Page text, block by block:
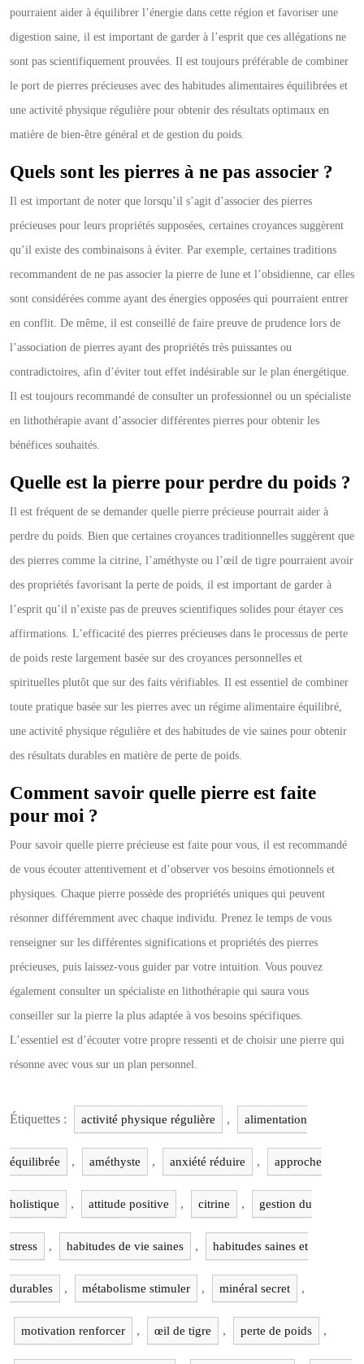
pourraient aider à équilibrer l’énergie dans cette région et favoriser une
digestion saine, il est important de garder à l’esprit que ces allégations ne
sont pas scientifiquement prouvées. Il est toujours préférable de combiner
le port de pierres précieuses avec des habitudes alimentaires équilibrées et
une activité physique régulière pour obtenir des résultats optimaux en
matière de bien-être général et de gestion du poids.
Quels sont les pierres à ne pas associer ?
Il est important de noter que lorsqu’il s’agit d’associer des pierres
précieuses pour leurs propriétés supposées, certaines croyances suggèrent
qu’il existe des combinaisons à éviter. Par exemple, certaines traditions
recommandent de ne pas associer la pierre de lune et l’obsidienne, car elles
sont considérées comme ayant des énergies opposées qui pourraient entrer
en conflit. De même, il est conseillé de faire preuve de prudence lors de
l’association de pierres ayant des propriétés très puissantes ou
contradictoires, afin d’éviter tout effet indésirable sur le plan énergétique.
Il est toujours recommandé de consulter un professionnel ou un spécialiste
en lithothérapie avant d’associer différentes pierres pour obtenir les
bénéfices souhaités.
Quelle est la pierre pour perdre du poids ?
Il est fréquent de se demander quelle pierre précieuse pourrait aider à
perdre du poids. Bien que certaines croyances traditionnelles suggèrent que
des pierres comme la citrine, l’améthyste ou l’œil de tigre pourraient avoir
des propriétés favorisant la perte de poids, il est important de garder à
l’esprit qu’il n’existe pas de preuves scientifiques solides pour étayer ces
affirmations. L’efficacité des pierres précieuses dans le processus de perte
de poids reste largement basée sur des croyances personnelles et
spirituelles plutôt que sur des faits vérifiables. Il est essentiel de combiner
toute pratique basée sur les pierres avec un régime alimentaire équilibré,
une activité physique régulière et des habitudes de vie saines pour obtenir
des résultats durables en matière de perte de poids.
Comment savoir quelle pierre est faite
pour moi ?
Pour savoir quelle pierre précieuse est faite pour vous, il est recommandé
de vous écouter attentivement et d’observer vos besoins émotionnels et
physiques. Chaque pierre possède des propriétés uniques qui peuvent
résonner différemment avec chaque individu. Prenez le temps de vous
renseigner sur les différentes significations et propriétés des pierres
précieuses, puis laissez-vous guider par votre intuition. Vous pouvez
également consulter un spécialiste en lithothérapie qui saura vous
conseiller sur la pierre la plus adaptée à vos besoins spécifiques.
L’essentiel est d’écouter votre propre ressenti et de choisir une pierre qui
résonne avec vous sur un plan personnel.
Étiquettes : activité physique régulière , alimentation
équilibrée , améthyste , anxiété réduire , approche
holistique , attitude positive , citrine , gestion du
stress , habitudes de vie saines , habitudes saines et
durables , métabolisme stimuler , minéral secret ,
motivation renforcer , œil de tigre , perte de poids ,